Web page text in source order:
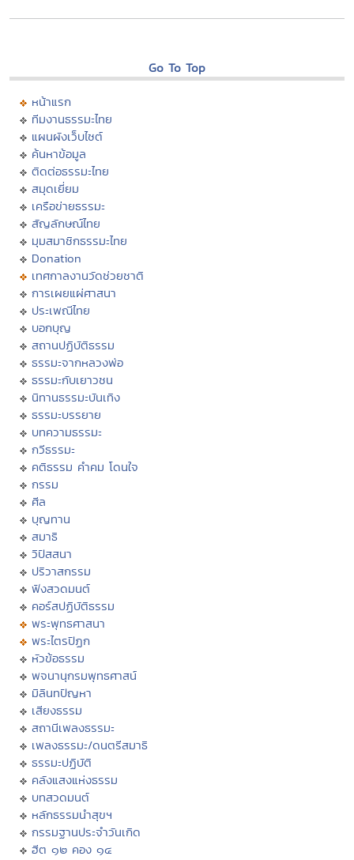
Go To Top
หน้าแรก
ทีมงานธรรมะไทย
แผนผังเว็บไซต์
ค้นหาข้อมูล
ติดต่อธรรมะไทย
สมุดเยี่ยม
เครือข่ายธรรมะ
สัญลักษณ์ไทย
มุมสมาชิกธรรมะไทย
Donation
เทศกาลงานวัดช่วยชาติ
การเผยแผ่ศาสนา
ประเพณีไทย
บอกบุญ
สถานปฏิบัติธรรม
ธรรมะจากหลวงพ่อ
ธรรมะกับเยาวชน
นิทานธรรมะบันเทิง
ธรรมะบรรยาย
บทความธรรมะ
กวีธรรมะ
คติธรรม คำคม โดนใจ
กรรม
ศีล
บุญทาน
สมาธิ
วิปัสสนา
ปริวาสกรรม
ฟังสวดมนต์
คอร์สปฏิบัติธรรม
พระพุทธศาสนา
พระไตรปิฏก
หัวข้อธรรม
พจนานุกรมพุทธศาสน์
มิลินทปัญหา
เสียงธรรม
สถานีเพลงธรรมะ
เพลงธรรมะ/ดนตรีสมาธิ
ธรรมะปฏิบัติ
คลังแสงแห่งธรรม
บทสวดมนต์
หลักธรรมนำสุขฯ
กรรมฐานประจำวันเกิด
ฮีต ๑๒ คอง ๑๔